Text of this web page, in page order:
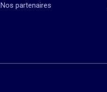
Nos partenaires